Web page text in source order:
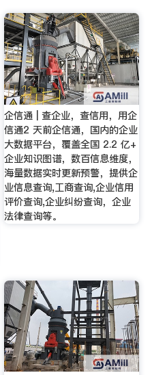
企信通 | 查企业，查信用，用企
信通2 天前企信通，国内的企业
大数据平台，覆盖全国 2.2 亿+
企业知识图谱，数百信息维度，
海量数据实时更新预警，提供企
业信息查询,工商查询,企业信用
评价查询,企业纠纷查询，企业
法律查询等。